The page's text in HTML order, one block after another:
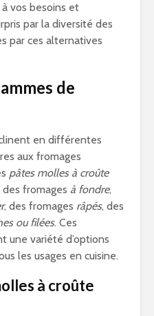
vos besoins et
par la diversité des
par ces alternatives
de
en différentes
aux fromages
pâtes molles à croûte
des fromages à fondre,
, des fromages râpés, des
ou filées. Ces
une variété d’options
les usages en cuisine.
à croûte